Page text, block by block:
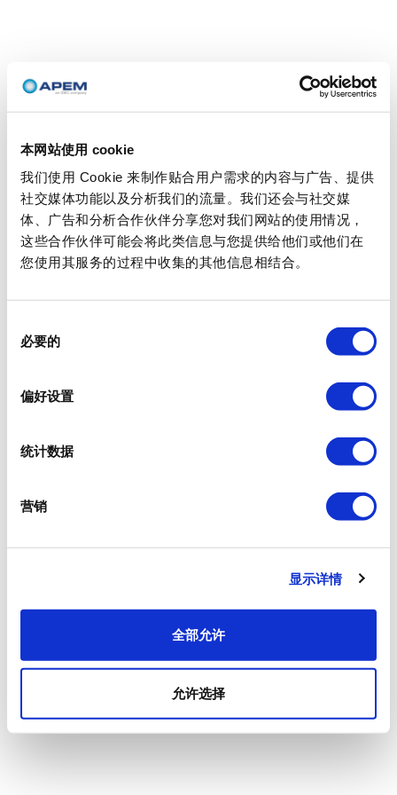
本网站使用 cookie
我们使用 Cookie 来制作贴合用户需求的内容与广告、提供
社交媒体功能以及分析我们的流量。我们还会与社交媒
体、广告和分析合作伙伴分享您对我们网站的使用情况，
这些合作伙伴可能会将此类信息与您提供给他们或他们在
您使用其服务的过程中收集的其他信息相结合。
必要的
偏好设置
统计数据
营销
显示详情
全部允许
允许选择